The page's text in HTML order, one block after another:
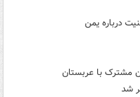
درباره یمن
مشترک با عربستان
شد